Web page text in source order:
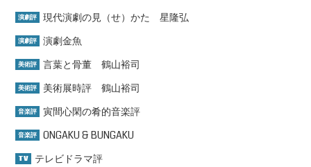
演劇評 現代演劇の見（せ）かた 星隆弘
演劇評 演劇金魚
美術評 言葉と骨董 鶴山裕司
美術評 美術展時評 鶴山裕司
音楽評 寅間心閑の肴的音楽評
音楽評 ONGAKU & BUNGAKU
TV テレビドラマ評